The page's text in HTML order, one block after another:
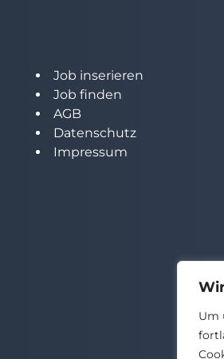
Um
Job inserieren
Job finden
AGB
Datenschutz
Impressum